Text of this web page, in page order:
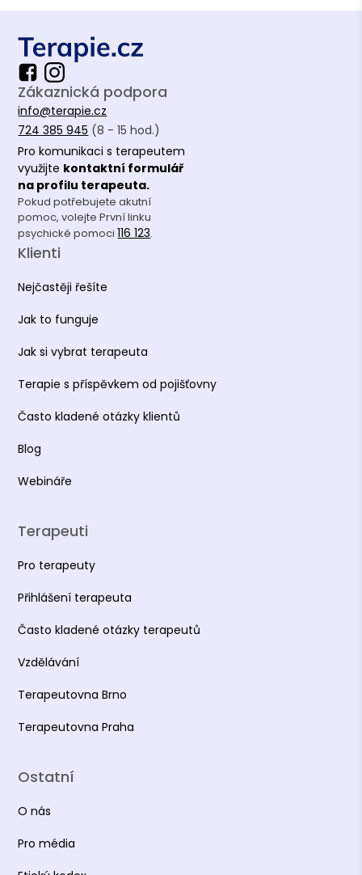
Zákaznická podpora
info@terapie.cz
724 385 945 (8 - 15 hod.)
Pro komunikaci s terapeutem
využijte kontaktní formulář
na profilu terapeuta.
Pokud potřebujete akutní
pomoc, volejte První linku
psychické pomoci116 123.
Klienti
Nejčastěji řešíte
Jak to funguje
Jak si vybrat terapeuta
Terapie s příspěvkem od pojišťovny
Často kladené otázky klientů
Blog
Webináře
Terapeuti
Pro terapeuty
Přihlášení terapeuta
Často kladené otázky terapeutů
Vzdělávání
Terapeutovna Brno
Terapeutovna Praha
Ostatní
O nás
Pro média